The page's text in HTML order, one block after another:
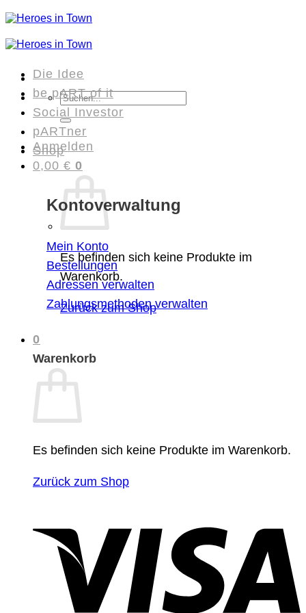
Zum
Inhalt
Suchen
nach:
Anmelden
0,00 € 0
Es befinden sich keine Produkte im
Warenkorb.
Zurück zum Shop
0
Warenkorb
Es befinden sich keine Produkte im Warenkorb.
Zurück zum Shop
Die Idee
be pART of it
Social Investor
pARTner
Shop
Kontoverwaltung
Mein Konto
Bestellungen
Adressen verwalten
Zahlungsmethoden verwalten